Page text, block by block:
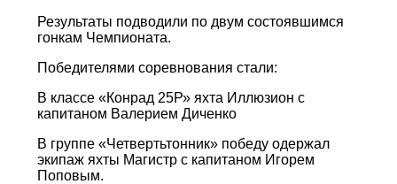
Результаты подводили по двум состоявшимся
гонкам Чемпионата.
Победителями соревнования стали:
В классе «Конрад 25Р» яхта Иллюзион с
капитаном Валерием Диченко
В группе «Четвертьтонник» победу одержал
экипаж яхты Магистр с капитаном Игорем
Поповым.